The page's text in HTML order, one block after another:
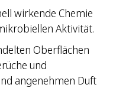
wirkende Chemie
Aktivität.
Oberflächen
und
angenehmen Duft